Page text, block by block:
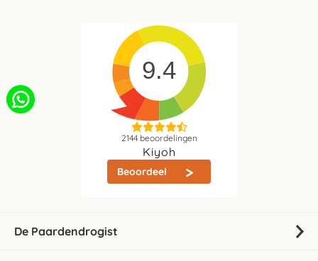
9.4
2144beoordelingen
Kiyoh
Beoordeel
De Paardendrogist